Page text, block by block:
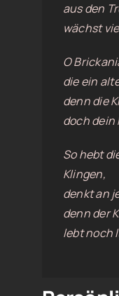
aus den
wächst
O
die ein
denn die
doch dein
So hebt
Klingen,
denkt an
denn der
lebt noch